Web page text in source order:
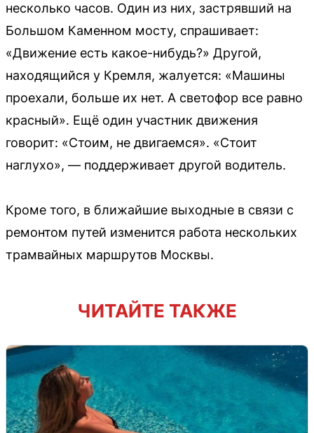
несколько часов. Один из них, застрявший на
Большом Каменном мосту, спрашивает:
«Движение есть какое-нибудь?» Другой,
находящийся у Кремля, жалуется: «Машины
проехали, больше их нет. А светофор все равно
красный». Ещё один участник движения
говорит: «Стоим, не двигаемся». «Стоит
наглухо», — поддерживает другой водитель.
Кроме того, в ближайшие выходные в связи с
ремонтом путей изменится работа нескольких
трамвайных маршрутов Москвы.
ЧИТАЙТЕ ТАКЖЕ